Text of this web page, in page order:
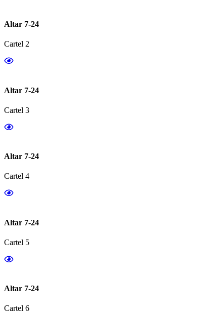
Altar 7-24
Cartel 2
Altar 7-24
Cartel 3
Altar 7-24
Cartel 4
Altar 7-24
Cartel 5
Altar 7-24
Cartel 6